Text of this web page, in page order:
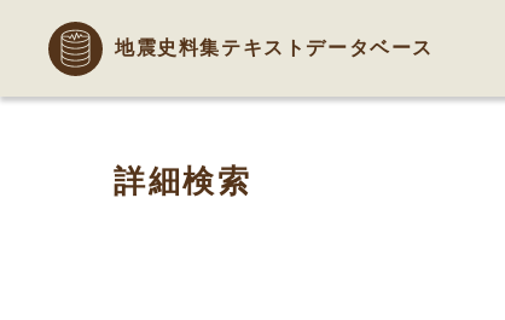
地震史料集テキストデータベース
詳細検索